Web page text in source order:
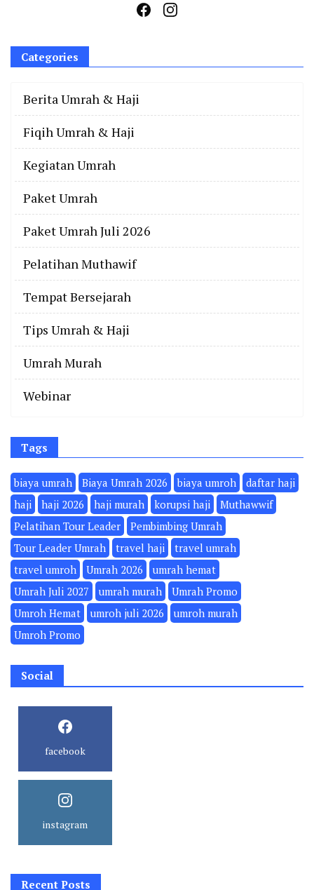
Categories
Berita Umrah & Haji
Fiqih Umrah & Haji
Kegiatan Umrah
Paket Umrah
Paket Umrah Juli 2026
Pelatihan Muthawif
Tempat Bersejarah
Tips Umrah & Haji
Umrah Murah
Webinar
Tags
biaya umrah Biaya Umrah 2026 biaya umroh
daftar haji
haji
haji 2026 haji murah korupsi haji
Muthawwif
Pelatihan Tour Leader
Pembimbing Umrah
Tour Leader Umrah
travel haji
travel umrah
travel umroh
Umrah 2026
umrah hemat
Umrah Juli 2027
umrah murah
Umrah Promo
Umroh Hemat
umroh juli 2026
umroh murah
Umroh Promo
Social
facebook
instagram
Recent Posts